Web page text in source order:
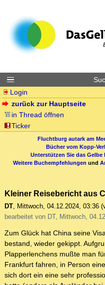
Login
zurück zur Hauptseite
in Thread öffnen
Ticker
Fluchtburg autark am
Bücher vom Kopp-
Unterstützen Sie das Gelbe
Weitere Buchempfehlungen und
Kleiner Reisebericht aus
DT, Mittwoch, 04.12.2024, 03:36
bearbeitet von DT, Mittwoch,
Zum Glück hat China seine
bestand, wieder gekippt.
Plapperlenchens mußte man
Frankfurt fahren, in Person
sich dort ein eine sehr